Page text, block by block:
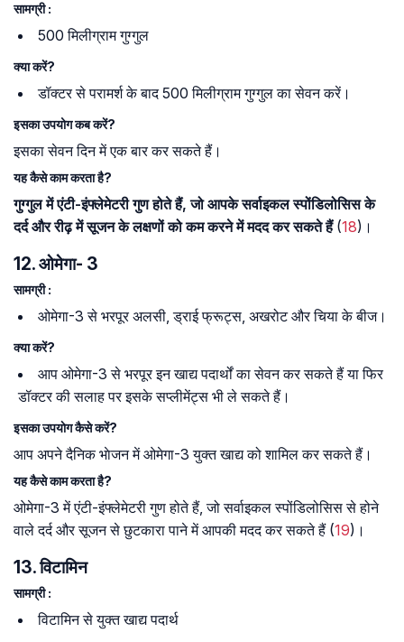
सामग्री :
500 मिलीग्राम गुग्गुल
क्या करें?
डॉक्टर से परामर्श के बाद 500 मिलीग्राम गुग्गुल का सेवन करें।
इसका उपयोग कब करें?
इसका सेवन दिन में एक बार कर सकते हैं।
यह कैसे काम करता है?
गुग्गुल में एंटी-इंफ्लेमेटरी गुण होते हैं, जो आपके सर्वाइकल स्पोंडिलोसिस के
दर्द और रीढ़ में सूजन के लक्षणों को कम करने में मदद कर सकते हैं(18)।
12. ओमेगा- 3
सामग्री :
ओमेगा-3 से भरपूर अलसी, ड्राई फ्रूट्स, अखरोट और चिया के बीज।
क्या करें?
आप ओमेगा-3 से भरपूर इन खाद्य पदार्थों का सेवन कर सकते हैं या फिर
डॉक्टर की सलाह पर इसके सप्लीमेंट्स भी ले सकते हैं।
इसका उपयाेग कैसे करें?
आप अपने दैनिक भाेजन में ओमेगा-3 युक्त खाद्य को शामिल कर सकते हैं।
यह कैसे काम करता है?
ओमेगा-3 में एंटी-इंफ्लेमेटरी गुण होते हैं, जो सर्वाइकल स्पोंडिलोसिस से होने
वाले दर्द और सूजन से छुटकारा पाने में आपकी मदद कर सकते हैं (19)।
13. विटामिन
सामग्री :
विटामिन से युक्त खाद्य पदार्थ